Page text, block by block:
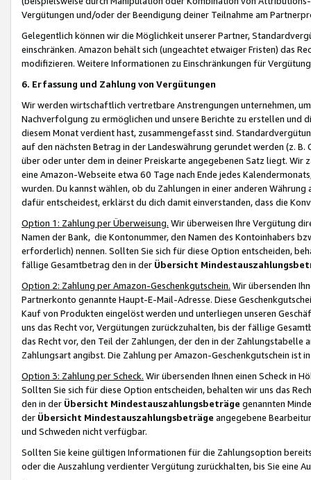
Vergütungen und/oder der Beendigung deiner Teilnahme am
Gelegentlich können wir die Möglichkeit unserer Partner,
einschränken. Amazon behält sich (ungeachtet etwaiger Fristen) das
modifizieren. Weitere Informationen zu Einschränkungen für
6. Erfassung und Zahlung von Vergütungen
Wir werden wirtschaftlich vertretbare Anstrengungen unternehmen,
Nachverfolgung zu ermöglichen und unsere Berichte zu erstellen und
diesem Monat verdient hast, zusammengefasst sind.
auf den nächsten Betrag in der Landeswährung gerundet werden (z.
über oder unter dem in deiner Preiskarte angegebenen Satz liegt.
eine Amazon-Webseite etwa 60 Tage nach Ende jedes
wurden. Du kannst wählen, ob du Zahlungen in einer anderen
dafür entscheidest, erklärst du dich damit einverstanden, dass die
Option 1: Zahlung per Überweisung. Wir überweisen Ihre Vergütung
Namen der Bank, die Kontonummer, den Namen des Kontoinhabers
erforderlich) nennen. Sollten Sie sich für diese Option entscheiden,
fällige Gesamtbetrag den in der Übersicht
Option 2: Zahlung per Amazon-Geschenkgutschein. Wir übersenden
Partnerkonto genannte Haupt-E-Mail-Adresse. Diese
Kauf von Produkten eingelöst werden und unterliegen unseren
uns das Recht vor, Vergütungen zurückzuhalten, bis der fällige
das Recht vor, den Teil der Zahlungen, der den in der
Zahlungsart angibst. Die Zahlung per Amazon-Geschenkgutschein ist
Option 3: Zahlung per Scheck. Wir übersenden Ihnen einen Scheck in
Sollten Sie sich für diese Option entscheiden, behalten wir uns das
den in der Übersicht Mindestauszahlungsbeträge genannten
der Übersicht Mindestauszahlungsbeträge angegebene
und Schweden nicht verfügbar.
Sollten Sie keine gültigen Informationen für die Zahlungsoption
oder die Auszahlung verdienter Vergütung zurückhalten, bis Sie